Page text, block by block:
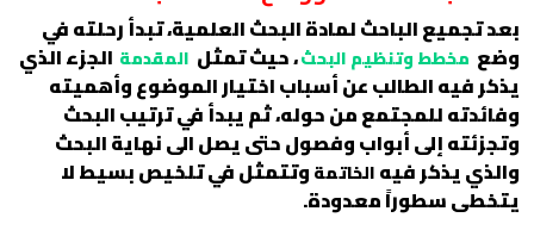
بعد تجميع الباحث لمادة البحث العلمية، تبدأ رحلته في
وضع مخطط وتنظيم البحث، حيث تمثل المقدمة الجزء الذي
يذكر فيه الطالب عن أسباب اختيار الموضوع وأهميته
وفائدته للمجتمع من حوله، ثم يبدأ في ترتيب البحث
وتجزئته إلى أبواب وفصول حتى يصل الى نهاية البحث
والذي يذكر فيهالخاتمةوتتمثل في تلخيص بسيط لا
يتخطى سطوراً معدودة.